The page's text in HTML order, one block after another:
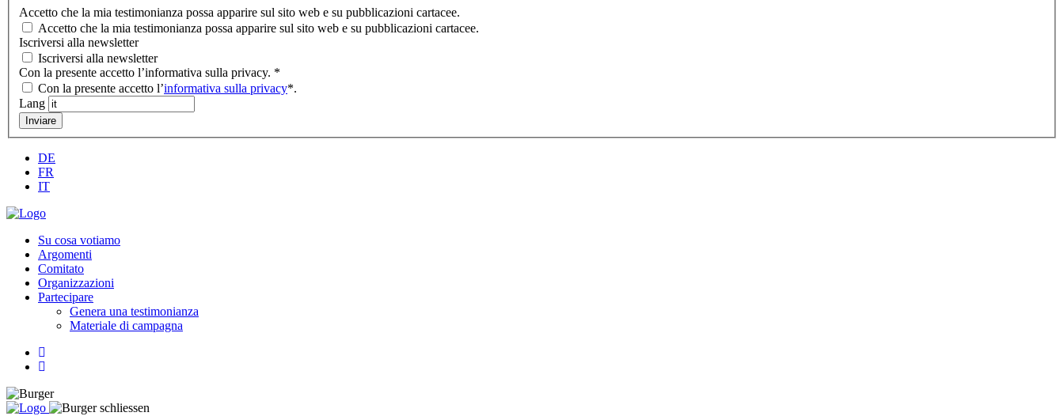
Accetto che la mia testimonianza possa apparire sul sito web e su pubblicazioni cartacee.
Accetto che la mia testimonianza possa apparire sul sito web e su pubblicazioni cartacee.
Iscriversi alla newsletter
Iscriversi alla newsletter
Con la presente accetto l’informativa sulla privacy. *
Con la presente accetto l’informativa sulla privacy*.
Lang
Inviare
DE
FR
IT
Su cosa votiamo
Argomenti
Comitato
Organizzazioni
Partecipare
Genera una testimonianza
Materiale di campagna